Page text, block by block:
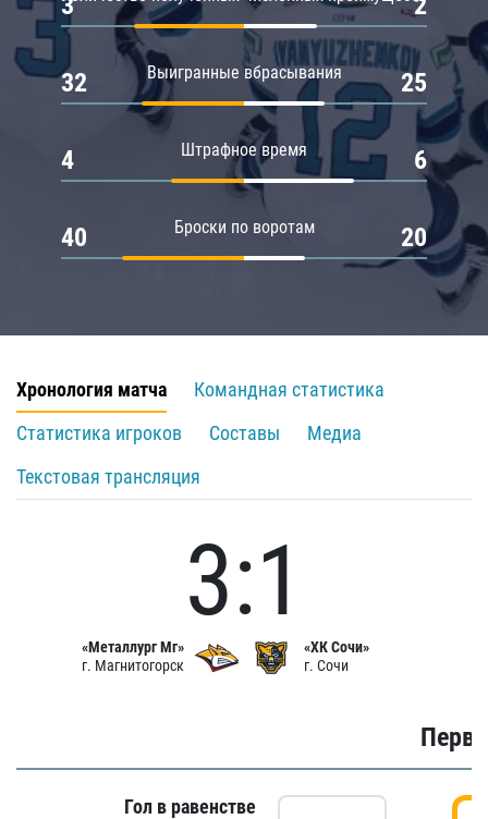
Выигранные вбрасывания
32 25
Штрафное время
4 6
Броски по воротам
40 20
Хронология матча
Командная статистика
Статистика игроков
Составы
Медиа
Текстовая трансляция
«Металлург Мг»
г. Магнитогорск
3:1
«ХК Сочи»
г. Сочи
Гол в равенстве